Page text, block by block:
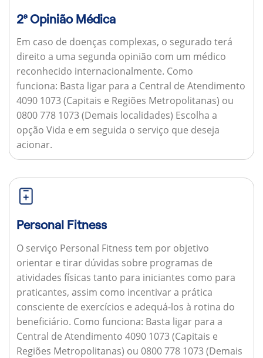
2ª Opinião Médica
Em caso de doenças complexas, o segurado terá
direito a uma segunda opinião com um médico
reconhecido internacionalmente. Como
funciona: Basta ligar para a Central de Atendimento
4090 1073 (Capitais e Regiões Metropolitanas) ou
0800 778 1073 (Demais localidades) Escolha a
opção Vida e em seguida o serviço que deseja
acionar.
Personal Fitness
O serviço Personal Fitness tem por objetivo
orientar e tirar dúvidas sobre programas de
atividades físicas tanto para iniciantes como para
praticantes, assim como incentivar a prática
consciente de exercícios e adequá-los à rotina do
beneficiário. Como funciona: Basta ligar para a
Central de Atendimento 4090 1073 (Capitais e
Regiões Metropolitanas) ou 0800 778 1073 (Demais